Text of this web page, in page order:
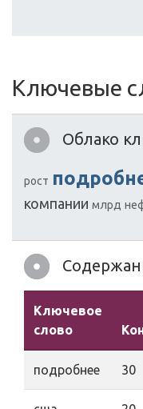
Ключевые
Облако
рост
компании млрд
Ключевое
слово
подробнее 30